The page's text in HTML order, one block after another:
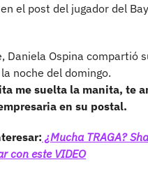
el post del jugador del
Daniela Ospina compartió
noche del domingo.
me suelta la manita, te
en su postal.
¿Mucha TRAGA?
con este VIDEO